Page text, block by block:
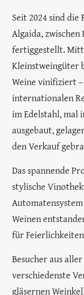
Seit 2024 sind
Algaida,
fertiggestellt.
Kleinstweingüter
Weine vinifiziert
internationalen
im Edelstahl, mal
ausgebaut,
den Verkauf
Das spannende
stylische
Weinen
für
Besucher aus
verschiedenste
gläsernen